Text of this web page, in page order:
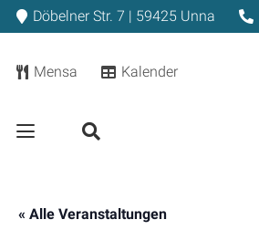
Döbelner Str. 7 | 59425 Unna
Mensa Kalender
« Alle Veranstaltungen